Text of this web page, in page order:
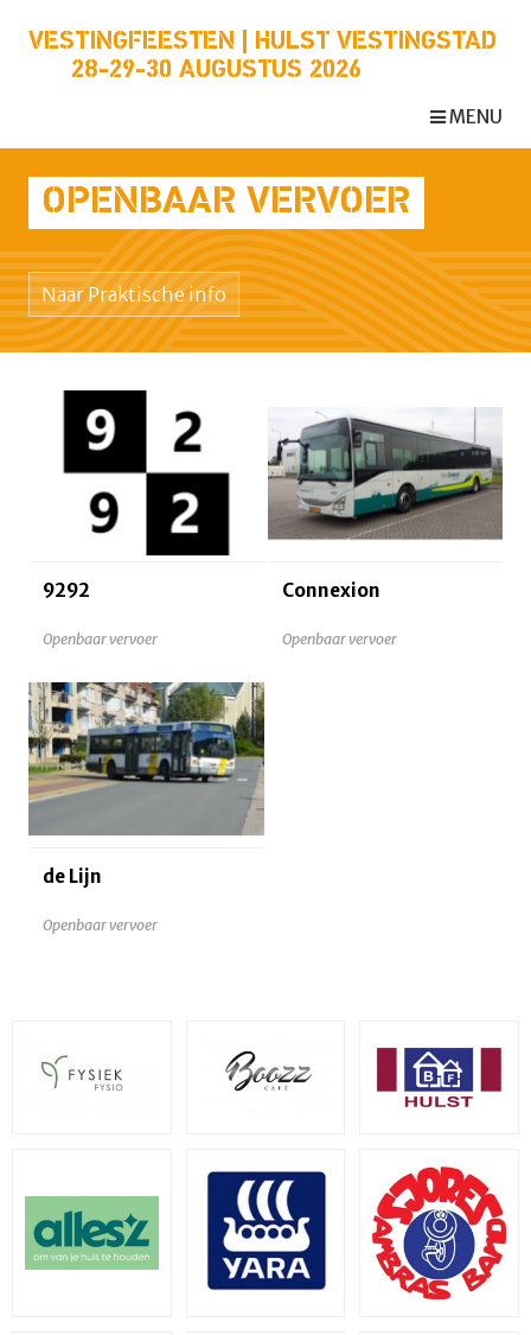
VESTINGFEESTEN | HULST VESTINGSTAD
28-29-30 AUGUSTUS 2026
MENU
OPENBAAR VERVOER
Naar Praktische info
9292
Openbaar vervoer
Connexion
Openbaar vervoer
de Lijn
Openbaar vervoer